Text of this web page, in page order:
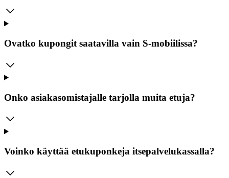
Ovatko kupongit saatavilla vain S-mobiilissa?
Onko asiakasomistajalle tarjolla muita etuja?
Voinko käyttää etukuponkeja itsepalvelukassalla?